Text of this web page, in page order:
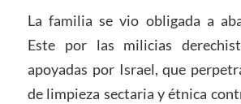
La familia se vio obligada a
Este por las milicias
apoyadas por Israel, que
de limpieza sectaria y étnica